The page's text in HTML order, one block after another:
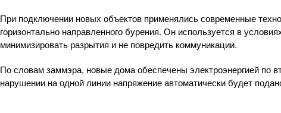
При подключении новых объектов применялись современные
горизонтально направленного бурения. Он используется в
минимизировать разрытия и не повредить коммуникации.
По словам заммэра, новые дома обеспечены электроэнергией по
нарушении на одной линии напряжение автоматически будет